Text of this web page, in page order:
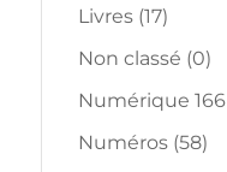
Livres (17)
Non classé (0)
Numérique 166
Numéros (58)